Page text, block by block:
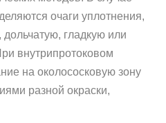
очаги уплотнения,
гладкую или
внутрипротоковом
на околососковую зону
разной окраски,